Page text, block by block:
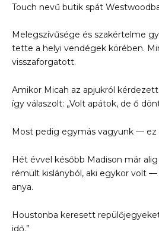
Touch nevű butik spát
Melegszívűsége és szakértelme
tette a helyi vendégek körében.
visszaforgatott.
Amikor Micah az apjukról
így válaszolt: „Volt apátok, de ő
Most pedig egymás vagyunk — ez
Hét évvel később Madison már
rémült kislányból, aki egykor volt —
anya.
Houstonba keresett
idő.”